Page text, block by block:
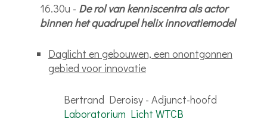
16.30u - De rol van kenniscentra als actor
binnen het quadrupel helix innovatiemodel
Daglicht en gebouwen, een onontgonnen
gebied voor innovatie
Bertrand Deroisy - Adjunct-hoofd
Laboratorium Licht WTCB